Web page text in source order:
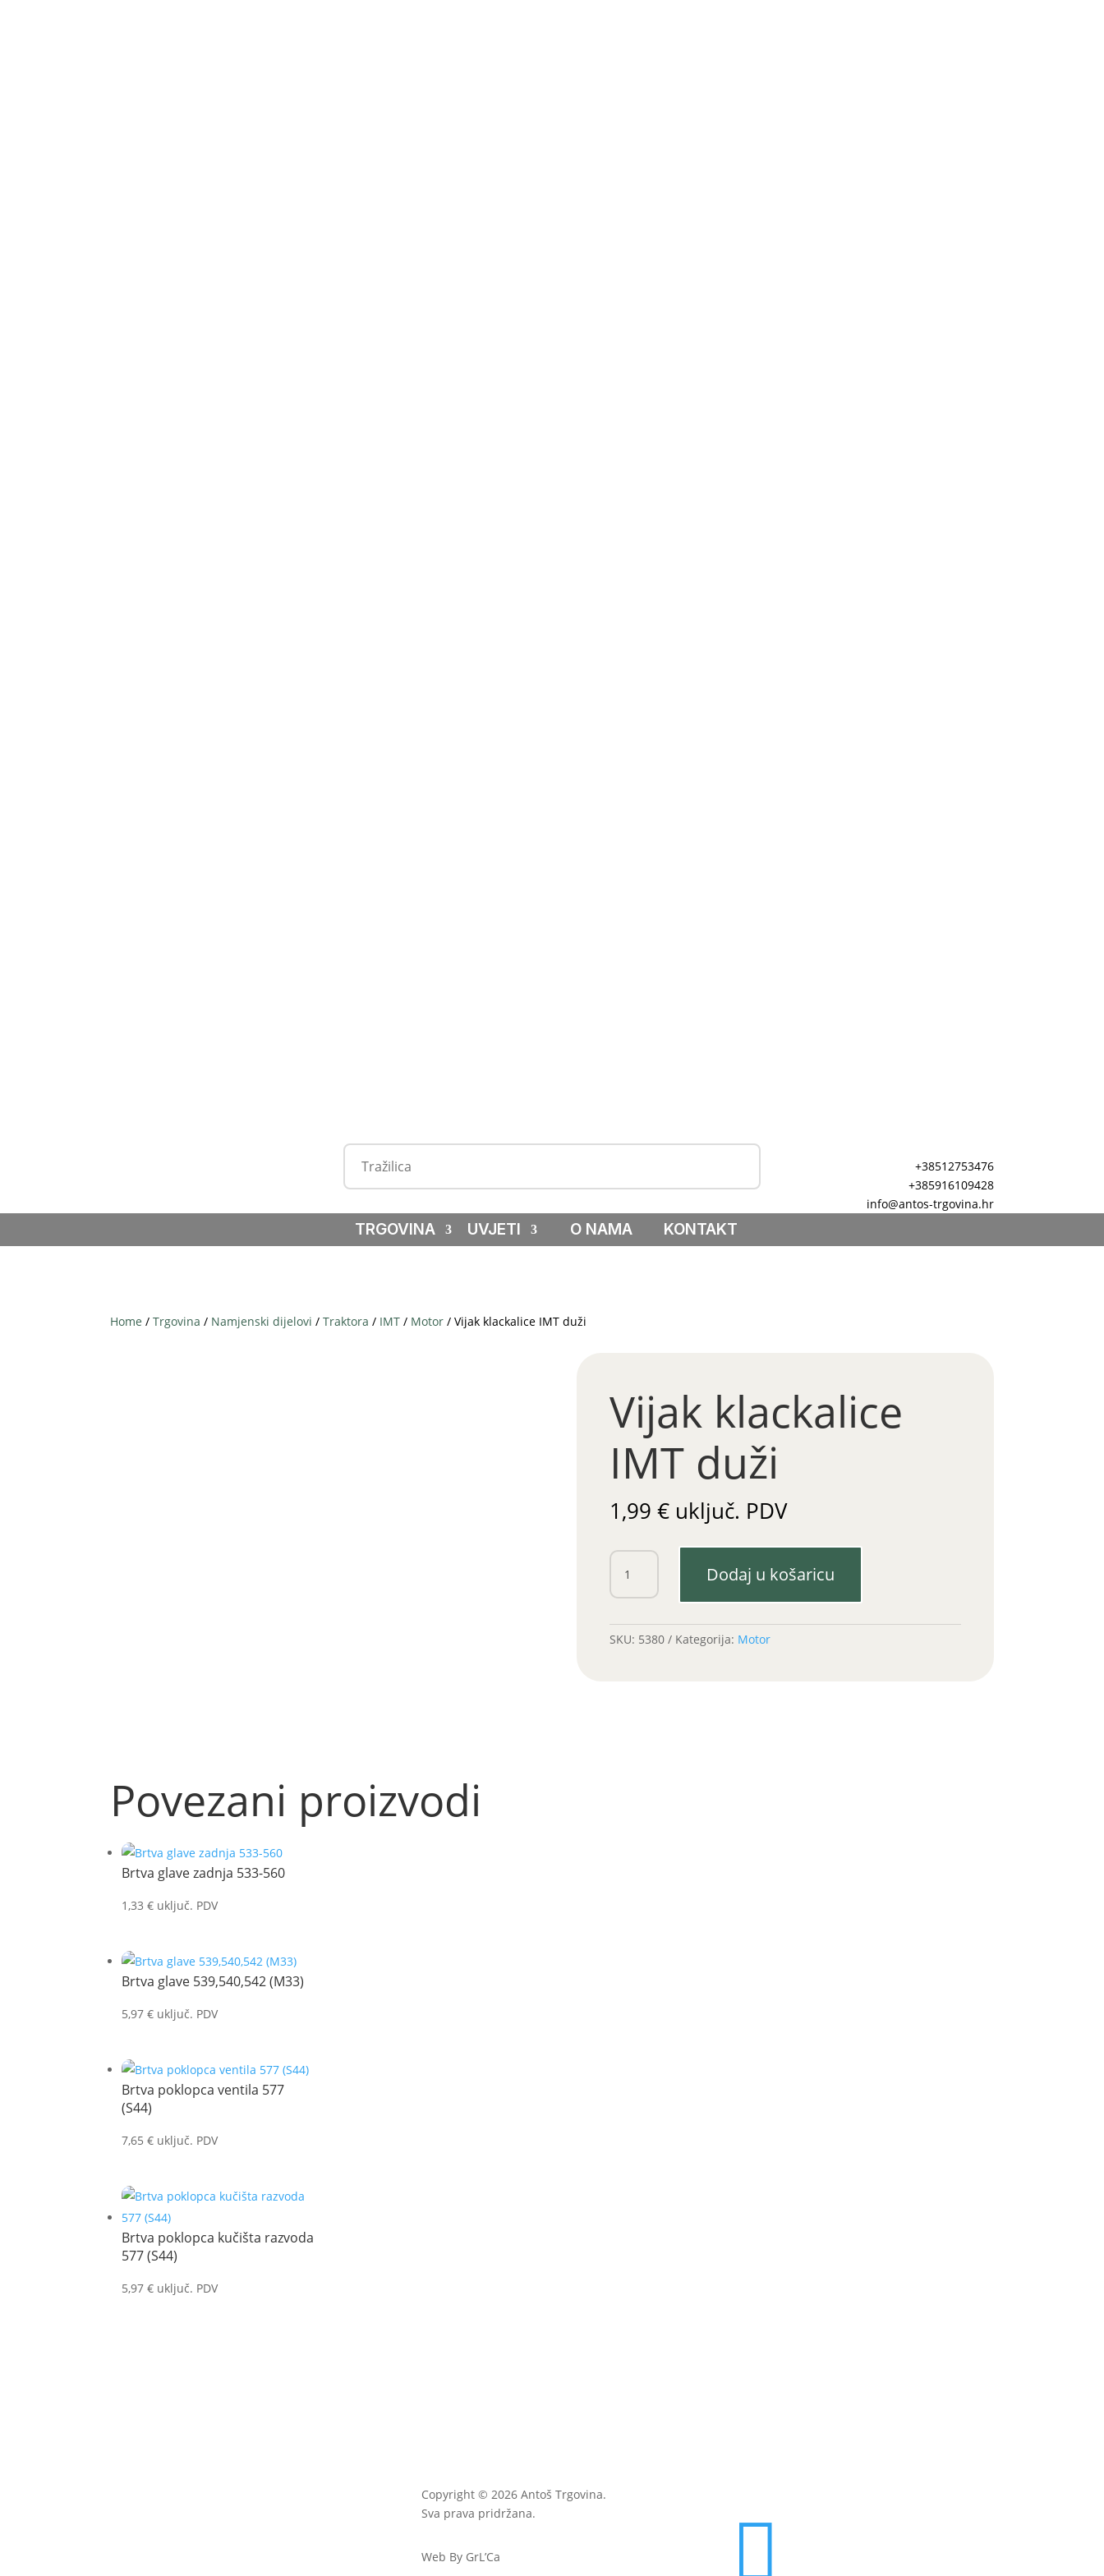
+38512753476
+385916109428
info@antos-trgovina.hr
TRGOVINA UVJETI O NAMA KONTAKT
Home /Trgovina / Namjenski dijelovi /Traktora / IMT / Motor / Vijak klackalice IMT duži
Vijak klackalice
IMT duži
1,99 € uključ. PDV
Vijak
klackalice
IMT
količina
Dodaj u košaricu
SKU: 5380 Kategorija: Motor
Povezani proizvodi
Brtva glave zadnja 533-560
1,33€ uključ. PDV
Brtva glave 539,540,542 (M33)
5,97€ uključ. PDV
Brtva poklopca ventila 577
(S44)
7,65€ uključ. PDV
Brtva poklopca kučišta razvoda
577 (S44)
5,97€ uključ. PDV
Copyright © 2026 Antoš Trgovina.
Sva prava pridržana.
Web By GrL’Ca 